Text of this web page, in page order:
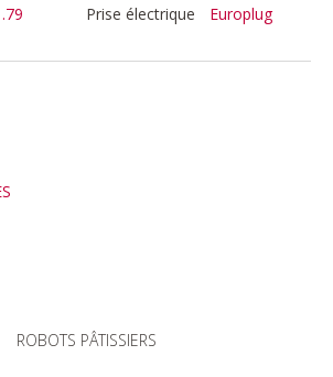
Prise électrique Europlug
ROBOTS PÂTISSIERS